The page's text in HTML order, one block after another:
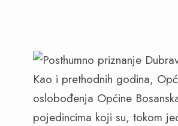
Kao i prethodnih godina,
oslobođenja Općine
pojedincima koji su, tokom